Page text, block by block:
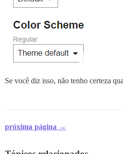
Se você diz isso, não tenho certeza
próxima página →